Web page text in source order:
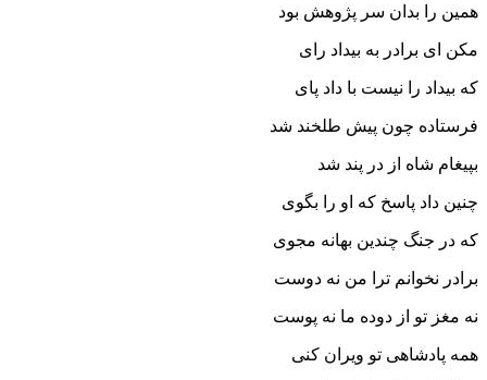
همین را بدان سر پژوهش بود
مکن اى برادر به بیداد راى
که بیداد را نیست با داد پاى‏
فرستاده چون پیش طلخند شد
بپیغام شاه از در پند شد
چنین داد پاسخ که او را بگوى
که در جنگ چندین بهانه مجوى‏
برادر نخوانم ترا من نه دوست
نه مغز تو از دوده ما نه پوست‏
همه پادشاهى تو ویران کنى